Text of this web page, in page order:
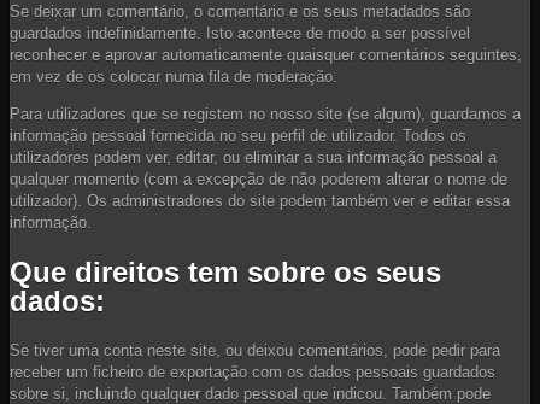
Se deixar um comentário, o comentário e os seus metadados são
guardados indefinidamente. Isto acontece de modo a ser possível
reconhecer e aprovar automaticamente quaisquer comentários seguintes,
em vez de os colocar numa fila de moderação.
Para utilizadores que se registem no nosso site (se algum), guardamos a
informação pessoal fornecida no seu perfil de utilizador. Todos os
utilizadores podem ver, editar, ou eliminar a sua informação pessoal a
qualquer momento (com a excepção de não poderem alterar o nome de
utilizador). Os administradores do site podem também ver e editar essa
informação.
Que direitos tem sobre os seus
dados:
Se tiver uma conta neste site, ou deixou comentários, pode pedir para
receber um ficheiro de exportação com os dados pessoais guardados
sobre si, incluindo qualquer dado pessoal que indicou. Também pode